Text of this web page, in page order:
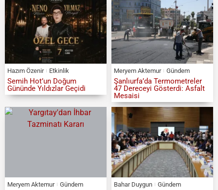
Hazım Özenir Etkinlik
Semih Hot’un Doğum
Gününde Yıldızlar Geçidi
Meryem Aktemur Gündem
Şanlıurfa’da Termometreler
47 Dereceyi Gösterdi: Asfalt
Mesaisi
Meryem Aktemur Gündem Bahar Duygun Gündem